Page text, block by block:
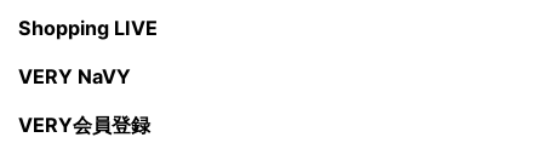
Shopping LIVE
VERY NaVY
VERY会員登録